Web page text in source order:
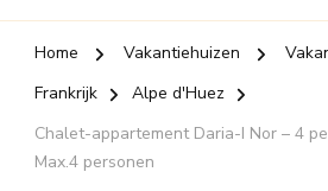
Home Vakantiehuizen
Frankrijk
Alpe d'Huez
Chalet-appartement Daria-I Nor – 4
Max.4 personen